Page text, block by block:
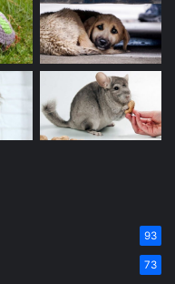
93
73